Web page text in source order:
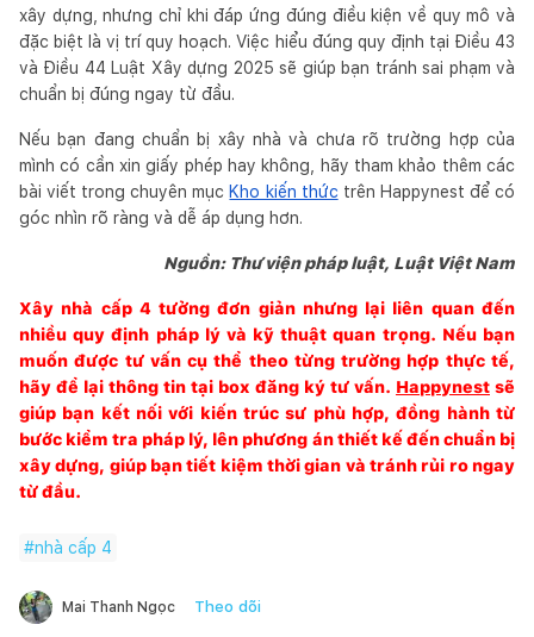
xây dựng, nhưng chỉ khi đáp ứng đúng điều kiện về quy mô và
đặc biệt là vị trí quy hoạch. Việc hiểu đúng quy định tại Điều 43
và Điều 44 Luật Xây dựng 2025 sẽ giúp bạn tránh sai phạm và
chuẩn bị đúng ngay từ đầu.
Nếu bạn đang chuẩn bị xây nhà và chưa rõ trường hợp của
mình có cần xin giấy phép hay không, hãy tham khảo thêm các
bài viết trong chuyên mục Kho kiến thức trên Happynest để có
góc nhìn rõ ràng và dễ áp dụng hơn.
Nguồn: Thư viện pháp luật, Luật Việt Nam
Xây nhà cấp 4 tưởng đơn giản nhưng lại liên quan đến
nhiều quy định pháp lý và kỹ thuật quan trọng. Nếu bạn
muốn được tư vấn cụ thể theo từng trường hợp thực tế,
hãy để lại thông tin tại box đăng ký tư vấn. Happynest sẽ
giúp bạn kết nối với kiến trúc sư phù hợp, đồng hành từ
bước kiểm tra pháp lý, lên phương án thiết kế đến chuẩn bị
xây dựng, giúp bạn tiết kiệm thời gian và tránh rủi ro ngay
từ đầu.
#nhà cấp 4
Mai Thanh Ngọc Theo dõi